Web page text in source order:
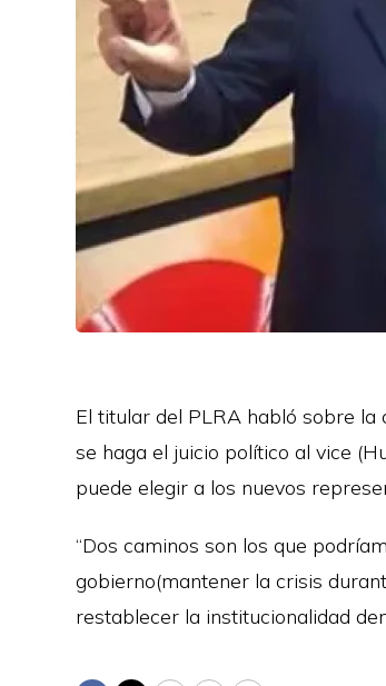
El titular del PLRA habló sobre la
se haga el juicio político al vice
puede elegir a los nuevos
“Dos caminos son los que
gobierno(mantener la crisis
restablecer la institucionalidad